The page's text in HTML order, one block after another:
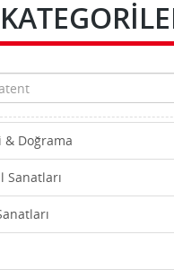
& Doğrama
Sanatları